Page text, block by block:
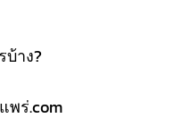
าง?
พร่.com